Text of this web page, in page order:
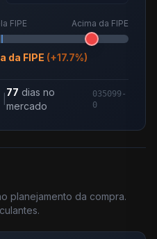
FIPE Acima da FIPE
da FIPE (+17.7%)
77 dias no
mercado
035099-
0
planejamento da compra.